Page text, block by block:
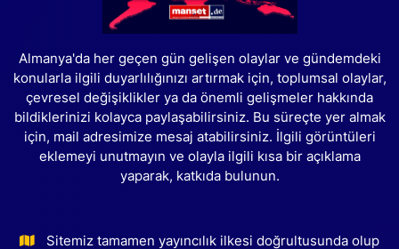
Almanya'da her geçen gün gelişen olaylar ve gündemdeki
konularla ilgili duyarlılığınızı artırmak için, toplumsal olaylar,
çevresel değişiklikler ya da önemli gelişmeler hakkında
bildiklerinizi kolayca paylaşabilirsiniz. Bu süreçte yer almak
için, mail adresimize mesaj atabilirsiniz. İlgili görüntüleri
eklemeyi unutmayın ve olayla ilgili kısa bir açıklama
yaparak, katkıda bulunun.
Sitemiz tamamen yayıncılık ilkesi doğrultusunda olup